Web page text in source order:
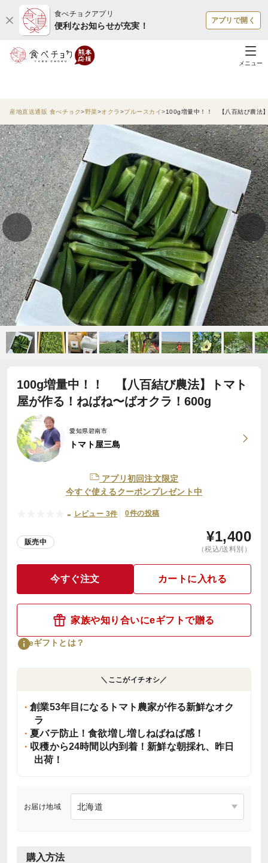
食べチョクアプリ
便利なお知らせが充実！
アプリで開く
メニュー
産地直送通販 食べチョク 野菜 オクラ ブルースカイ 100g増量中！！ 【八百結び農法
100g増量中！！ 【八百結び農法】トマト
屋が作る！ねばね〜ばオクラ！600g
愛知県碧南市
トマト屋三島
アプリ初回注文限定
今すぐ使えるクーポンプレゼント中
- レビュー 3件 0件の投稿
販売中 ¥1,400
（税込/送料別）
今すぐ注文 カートに入れる
家族や知り合いにeギフトで贈る
eギフトとは？
＼ここがイチオシ／
創業53年目になるトマト農家が作る新鮮なオク
ラ
夏バテ防止！食欲増し増しねばねば感！
収穫から24時間以内到着！新鮮な朝採れ、昨日
出荷！
お届け地域
購入方法